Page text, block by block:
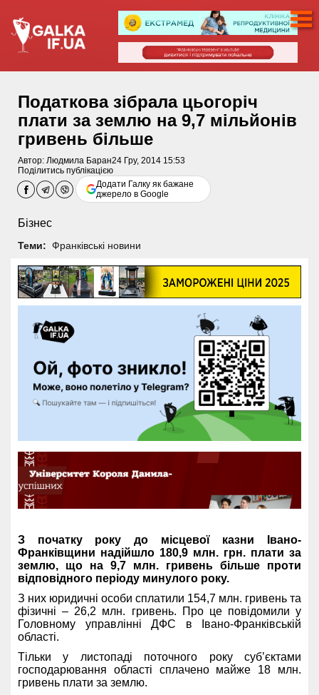
Податкова зібрала цьогоріч
плати за землю на 9,7 мільйонів
гривень більше
Автор: Людмила Баран24 Гру, 2014 15:53
Поділитись публікацією
Додати Галку як бажане
джерело в Google
Бізнес
Теми: Франківські новини
З початку року до місцевої казни Івано-
Франківщини надійшло 180,9 млн. грн. плати за
землю, що на 9,7 млн. гривень більше проти
відповідного періоду минулого року.
З них юридичні особи сплатили 154,7 млн. гривень та
фізичні – 26,2 млн. гривень. Про це повідомили у
Головному управлінні ДФС в Івано-Франківській
області.
Тільки у листопаді поточного року суб’єктами
господарювання області сплачено майже 18 млн.
гривень плати за землю.